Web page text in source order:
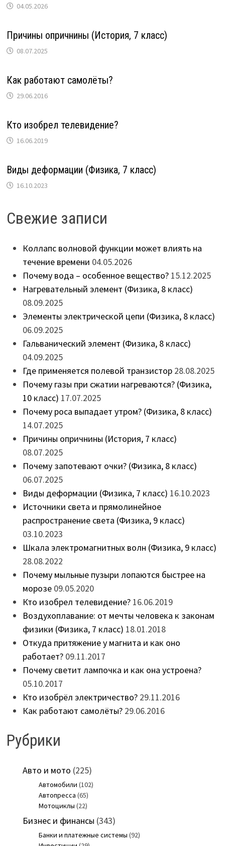
04.05.2026
Причины опричнины (История, 7 класс)
08.07.2025
Как работают самолёты?
29.06.2016
Кто изобрел телевидение?
16.06.2019
Виды деформации (Физика, 7 класс)
16.10.2023
Свежие записи
Коллапс волновой функции может влиять на
течение времени 04.05.2026
Почему вода – особенное вещество? 15.12.2025
Нагревательный элемент (Физика, 8 класс)
08.09.2025
Элементы электрической цепи (Физика, 8 класс)
06.09.2025
Гальванический элемент (Физика, 8 класс)
04.09.2025
Где применяется полевой транзистор 28.08.2025
Почему газы при сжатии нагреваются? (Физика,
10 класс) 17.07.2025
Почему роса выпадает утром? (Физика, 8 класс)
14.07.2025
Причины опричнины (История, 7 класс)
08.07.2025
Почему запотевают очки? (Физика, 8 класс)
06.07.2025
Виды деформации (Физика, 7 класс) 16.10.2023
Источники света и прямолинейное
распространение света (Физика, 9 класс)
03.10.2023
Шкала электромагнитных волн (Физика, 9 класс)
28.08.2022
Почему мыльные пузыри лопаются быстрее на
морозе 09.05.2020
Кто изобрел телевидение? 16.06.2019
Воздухоплавание: от мечты человека к законам
физики (Физика, 7 класс) 18.01.2018
Откуда притяжение у магнита и как оно
работает? 09.11.2017
Почему светит лампочка и как она устроена?
05.10.2017
Кто изобрёл электричество? 29.11.2016
Как работают самолёты? 29.06.2016
Рубрики
Авто и мото (225)
Автомобили (102)
Автопресса (65)
Мотоциклы (22)
Бизнес и финансы (343)
Банки и платежные системы (92)